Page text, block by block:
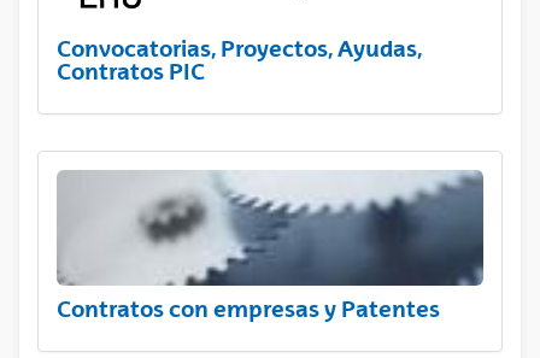
Convocatorias, Proyectos, Ayudas,
Contratos PIC
Contratos con empresas y Patentes